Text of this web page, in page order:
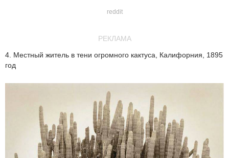
reddit
РЕКЛАМА
4. Местный житель в тени огромного кактуса, Калифорния, 1895
год